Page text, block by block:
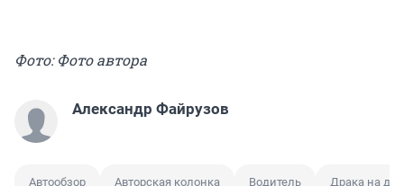
Фото: Фото автора
Александр Файрузов
Автообзор Авторская колонка Водитель Драка на